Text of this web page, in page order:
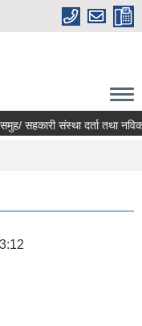
संस्था दर्ता तथा नविकरण